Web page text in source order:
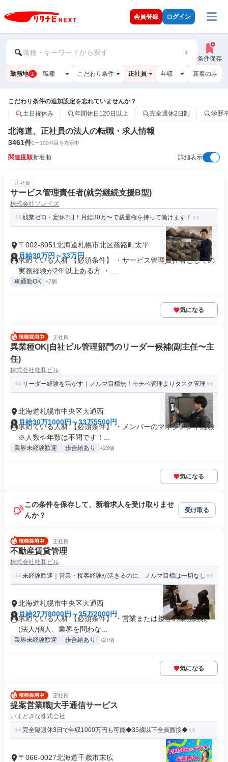
会員登録 ログイン
職種・キーワードから探す
条件保存
勤務地 1 職種 こだわり条件 正社員 年収 新着のみ
こだわり条件の追加設定を忘れていませんか？
土日祝休み
年間休日120日以上 完全週休2日制 学歴
北海道、正社員の法人の転職・求人情報
3461件1〜100件目を表示中
関連度順新着順 詳細表示
正社員
サービス管理責任者(就労継続支援B型)
株式会社ソレイズ
残業ゼロ・定休2日！月給30万〜で裁量権を持って働けます！
〒002-8051北海道札幌市北区篠路町太平
月給30万円～33万円
求めている人材 【必須条件】 ・サービス管理責任者としての
実務経験が2年以上ある方 ・...
車通勤OK +7個
気になる
正社員
異業種OK|自社ビル管理部門のリーダー候補(副主任〜主
任)
株式会社桂和ビル
リーダー経験を活かす｜ノルマ目標無！モチベ管理よりタスク管理
北海道札幌市中央区大通西
月給30万1000円～33万5500円
求めている人材 【必須条件】 ・メンバーのマネジメント経験
※人数や年数は不問です！...
業界未経験歓迎 歩合給あり +23個
気になる
この条件を保存して、新着求人を受け取りませ
んか？
受け取る
正社員
不動産賃貸管理
株式会社桂和ビル
未経験歓迎｜営業・接客経験が活きるのに、ノルマ目標は一切なし
北海道札幌市中央区大通西
月給27万8000円～35万2000円
求めている人材 【必須条件】 ・営業または接客の業務経験
(法人/個人、業界を問わな...
業界未経験歓迎 歩合給あり +27個
気になる
正社員
提案営業職|大手通信サービス
いまどきな株式会社
完全隔週休3日で年収1000万円も可能◆35歳以下全員面接◆
〒066-0027北海道千歳市末広